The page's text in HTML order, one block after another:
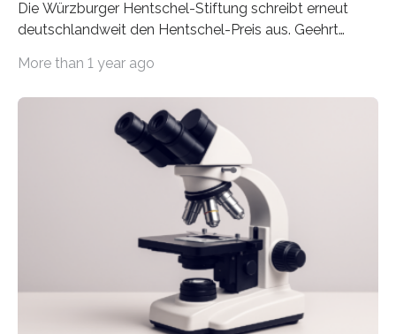
Die Würzburger Hentschel-Stiftung schreibt erneut
deutschlandweit den Hentschel-Preis aus. Geehrt
hochrangige wissenschaftliche Publikation zum Thema
Schlaganfall“ mit Sitz in Würzburg fördert die
Schlaganfallforschung, um die Behandlung der
Betroffenen zu verbessern. Dazu schreibt sie auch in
diesem Jahr wieder deutschlandweit den Hentschel-
Preis aus. Er richtet sich gezielt an jüngere
Forscherinnen und Forscher unter 40 Jahren. Geehrt
werden soll eine herausragende Doktorarbeit oder eine
hochrangige wissenschaftliche Publikation zum Thema
More than 1 year ago